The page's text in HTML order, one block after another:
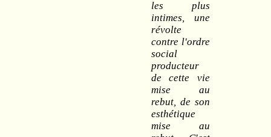
les plus
intimes, une
révolte
contre l'ordre
social
producteur
de cette vie
mise au
rebut, de son
esthétique
mise au